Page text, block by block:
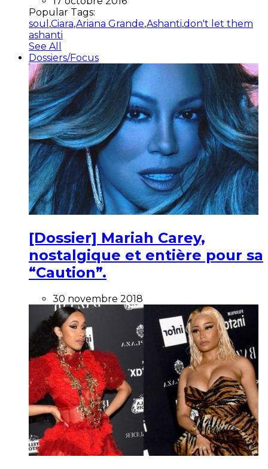
Popular Tags:
soul ,Ciara,Ariana Grande,Ashanti,don't let them
ashanti
See All
Dossiers/Focus
[Dossier] Mariah Carey,
nostalgique et entière pour sa
“Caution”.
30 novembre 2018